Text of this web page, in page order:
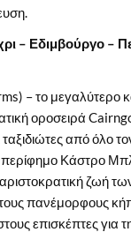
– Εδιμβούργο –
– το μεγαλύτερο
οροσειρά
από όλο
περίφημο Κάστρο
ζωή
πανέμορφους
επισκέπτες για